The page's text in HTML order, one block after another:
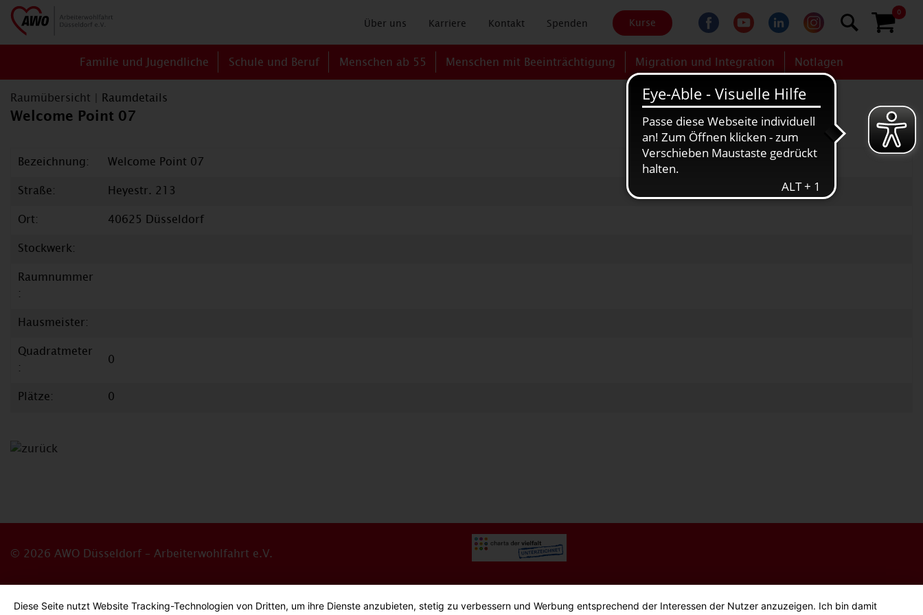
Über uns Karriere Kontakt Spenden Kurse
0
Familie und Jugendliche Schule und Beruf Menschen ab 55 Menschen mit Beeinträchtigung Migration und Integration Notlagen
Raumübersicht Raumdetails
Welcome Point 07
Bezeichnung:
Welcome Point 07
Straße:
Heyestr. 213
Ort:
40625 Düsseldorf
Stockwerk:
Raumnummer
:
Hausmeister:
Quadratmeter
:
0
Plätze: 0
© 2026 AWO Düsseldorf – Arbeiterwohlfahrt e.V.
Diese Seite nutzt Website Tracking-Technologien von Dritten, um ihre Dienste anzubieten, stetig zu verbessern und Werbung entsprechend der Interessen der Nutzer anzuzeigen. Ich bin damit